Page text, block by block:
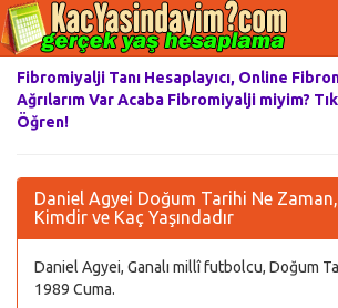
Fibromiyalji Tanı Hesaplayıcı, Online
Ağrılarım Var Acaba Fibromiyalji miyim?
Öğren!
Daniel Agyei Doğum Tarihi Ne
Kimdir ve Kaç Yaşındadır
Daniel Agyei, Ganalı millî futbolcu, Doğum
1989 Cuma.